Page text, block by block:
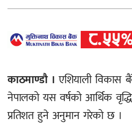
काठमाण्डौ । एशियाली विकास
नेपालको यस वर्षको आर्थिक
प्रतिशत हुने अनुमान गरेको छ ।